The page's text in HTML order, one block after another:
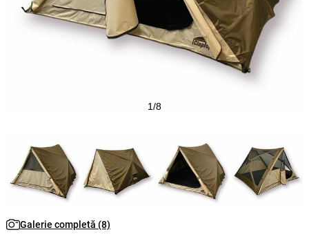
1/8
Galerie completă (8)